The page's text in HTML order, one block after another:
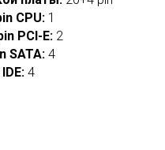
CPU: 1
PCI-E: 2
SATA: 4
4